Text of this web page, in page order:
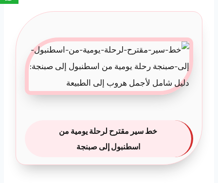
خط سير مقترح لرحلة يومية من
اسطنبول إلى صبنجة